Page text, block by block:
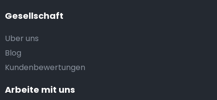
Gesellschaft
Uber uns
Blog
Kundenbewertungen
Arbeite mit uns